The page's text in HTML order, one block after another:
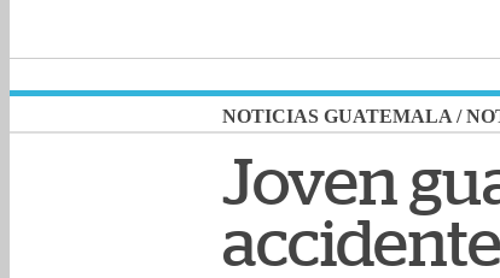
NOTICIAS GUATEMALA /
Joven